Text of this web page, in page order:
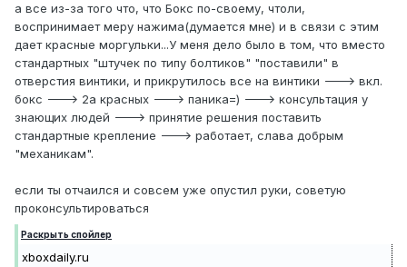
а все из-за того что, что Бокс по-своему, чтоли,
воспринимает меру нажима(думается мне) и в связи с этим
дает красные моргульки...У меня дело было в том, что вместо
стандартных "штучек по типу болтиков" "поставили" в
отверстия винтики, и прикрутилось все на винтики ---> вкл.
бокс ---> 2а красных ---> паника=) ---> консультация у
знающих людей ---> принятие решения поставить
стандартные крепление ---> работает, слава добрым
"механикам".
если ты отчаился и совсем уже опустил руки, советую
проконсультироваться
Раскрыть спойлер
xboxdaily.ru